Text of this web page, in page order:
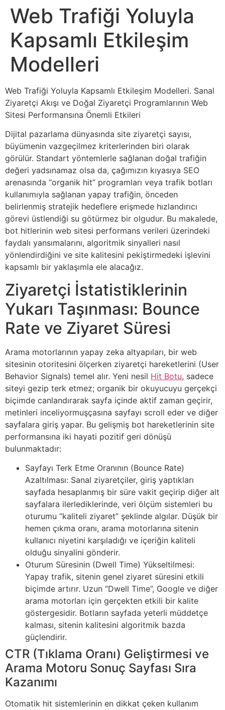
Web Trafiği Yoluyla
Kapsamlı Etkileşim
Modelleri
Web Trafiği Yoluyla Kapsamlı Etkileşim Modelleri. Sanal
Ziyaretçi Akışı ve Doğal Ziyaretçi Programlarının Web
Sitesi Performansına Önemli Etkileri
Dijital pazarlama dünyasında site ziyaretçi sayısı,
büyümenin vazgeçilmez kriterlerinden biri olarak
görülür. Standart yöntemlerle sağlanan doğal trafiğin
değeri yadsınamaz olsa da, çağımızın kıyasıya SEO
arenasında “organik hit” programları veya trafik botları
kullanımıyla sağlanan yapay trafiğin, önceden
belirlenmiş stratejik hedeflere erişmede hızlandırıcı
görevi üstlendiği su götürmez bir olgudur. Bu makalede,
bot hitlerinin web sitesi performans verileri üzerindeki
faydalı yansımalarını, algoritmik sinyalleri nasıl
yönlendirdiğini ve site kalitesini pekiştirmedeki işlevini
kapsamlı bir yaklaşımla ele alacağız.
Ziyaretçi İstatistiklerinin
Yukarı Taşınması: Bounce
Rate ve Ziyaret Süresi
Arama motorlarının yapay zeka altyapıları, bir web
sitesinin otoritesini ölçerken ziyaretçi hareketlerini (User
Behavior Signals) temel alır. Yeni nesil Hit Botu, sadece
siteyi gezip terk etmez; organik bir okuyucuyu gerçekçi
biçimde canlandırarak sayfa içinde aktif zaman geçirir,
metinleri inceliyormuşçasına sayfayı scroll eder ve diğer
sayfalara giriş yapar. Bu gelişmiş bot hareketlerinin site
performansına iki hayati pozitif geri dönüşü
bulunmaktadır:
Sayfayı Terk Etme Oranının (Bounce Rate)
Azaltılması: Sanal ziyaretçiler, giriş yaptıkları
sayfada hesaplanmış bir süre vakit geçirip diğer alt
sayfalara ilerlediklerinde, veri ölçüm sistemleri bu
oturumu “kaliteli ziyaret” şeklinde algılar. Düşük bir
hemen çıkma oranı, arama motorlarına sitenin
kullanıcı niyetini karşıladığı ve içeriğin kaliteli
olduğu sinyalini gönderir.
Oturum Süresinin (Dwell Time) Yükseltilmesi:
Yapay trafik, sitenin genel ziyaret süresini etkili
biçimde artırır. Uzun “Dwell Time”, Google ve diğer
arama motorları için gerçekten etkili bir kalite
göstergesidir. Botların sayfada yeterli müddetçe
kalması, sitenin kalitesini algoritmik bazda
güçlendirir.
CTR (Tıklama Oranı) Geliştirmesi ve
Arama Motoru Sonuç Sayfası Sıra
Kazanımı
Otomatik hit sistemlerinin en dikkat çeken kullanım